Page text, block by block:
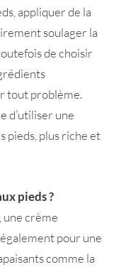
appliquer de la
soulager la
de choisir
tout problème.
d’utiliser une
pieds, plus riche et
pieds ?
une crème
pour une
comme la